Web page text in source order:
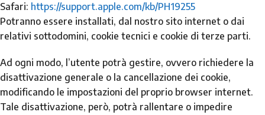
Safari: https://support.apple.com/kb/PH19255
Potranno essere installati, dal nostro sito internet o dai
relativi sottodomini, cookie tecnici e cookie di terze parti.
Ad ogni modo, l’utente potrà gestire, ovvero richiedere la
disattivazione generale o la cancellazione dei cookie,
modificando le impostazioni del proprio browser internet.
Tale disattivazione, però, potrà rallentare o impedire